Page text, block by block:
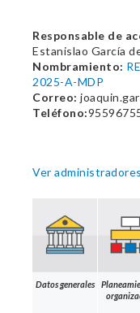
Responsable de
Estanislao García
Nombramiento:
2025-A-MDP
Correo:
Teléfono:
Ver
Datos generales